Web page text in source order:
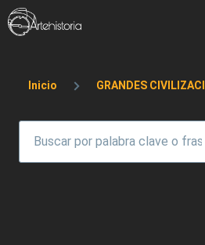
Pasar al contenido principal
Sobrescribir
Inicio GRANDES